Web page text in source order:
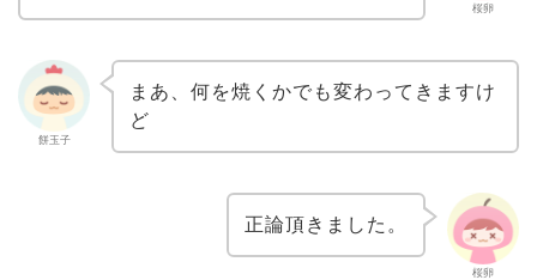
桜卵
餅玉子
まあ、何を焼くかでも変わってきますけ
ど
桜卵
正論頂きました。